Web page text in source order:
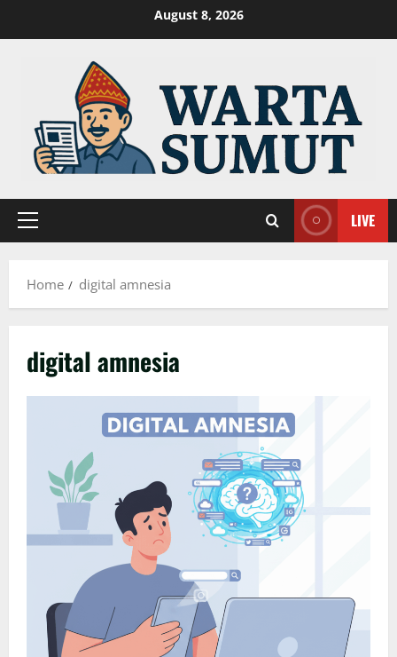
August 8, 2026
Primary
LIVE
Home digital amnesia
digital amnesia